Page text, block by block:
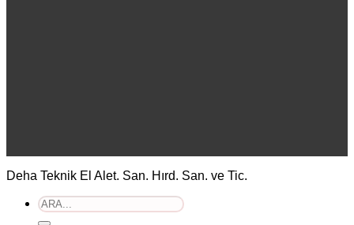
Deha Teknik El Alet. San. Hırd. San. ve Tic.
Ara: